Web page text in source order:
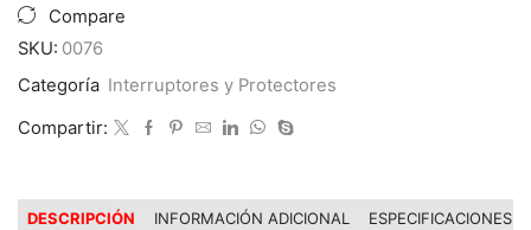
200A
Compare
SKU: 0076
Categoría Interruptores y Protectores
Compartir:
DESCRIPCIÓN INFORMACIÓN ADICIONAL ESPECIFICACIONES